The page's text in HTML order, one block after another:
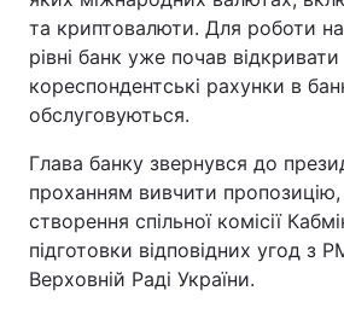
та криптовалюти. Для роботи
рівні банк уже почав відкривати
кореспондентські рахунки в
обслуговуються.
Глава банку звернувся до
проханням вивчити пропозицію,
створення спільної комісії
підготовки відповідних угод з
Верховній Раді України.